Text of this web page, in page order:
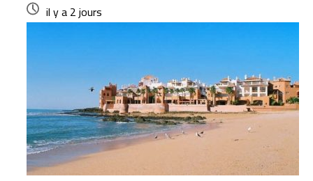
il y a 2 jours